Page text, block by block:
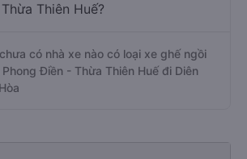
Thiên Huế?
có nhà xe nào có loại xe ghế ngồi
Điền - Thừa Thiên Huế đi Diên